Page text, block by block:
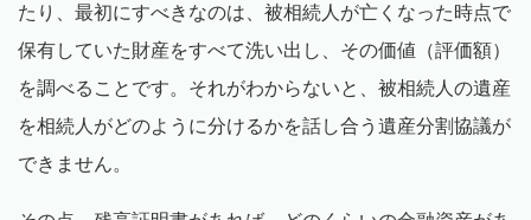
たり、最初にすべきなのは、被相続人が亡くなった時点で
保有していた財産をすべて洗い出し、その価値（評価額）
を調べることです。それがわからないと、被相続人の遺産
を相続人がどのように分けるかを話し合う遺産分割協議が
できません。